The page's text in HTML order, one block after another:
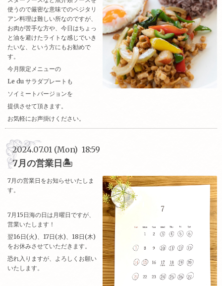
使うので厳密な意味でのベジタリ
アン料理は難しい所なのですが、
お肉が苦手な方や、今日はちょっ
と油を避けたライトな感じでいき
たいな、という方にもお勧めで
す。
今月限定メニューの
Le du サラダプレートも
ソイミートバージョンを
提供させて頂きます。
お気軽にお声掛けください。
2024.07.01 (Mon) 18:59
7月の営業日🏝️
7月の営業日をお知らせいたしま
す。
7月15日海の日は月曜日ですが、
営業いたします！
翌16日(火)、17日(水)、18日(木)
をお休みさせていただきます。
恐れ入りますが、よろしくお願い
いたします。